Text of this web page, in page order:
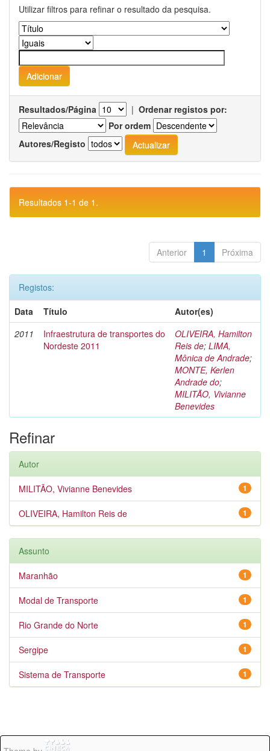
Utilizar filtros para refinar o resultado da pesquisa.
Resultados/Página | Ordenar registos por:
Por ordem
Autores/Registo
Resultados 1-1 de 1.
Anterior 1 Próxima
Registos:
Data
Título
Autor(es)
2011
Infraestrutura de transportes do
Nordeste 2011
OLIVEIRA, Hamilton
Reis de; LIMA,
Mônica de Andrade;
MONTE, Kerlen
Andrade do;
MILITÃO, Vivianne
Benevides
Refinar
Autor
1
MILITÃO, Vivianne Benevides
1
OLIVEIRA, Hamilton Reis de
Assunto
1
Maranhão
1
Modal de Transporte
1
Rio Grande do Norte
1
Sergipe
1
Sistema de Transporte